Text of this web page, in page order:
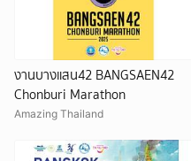
งานบางแสน42 BANGSAEN42
Chonburi Marathon
Amazing Thailand